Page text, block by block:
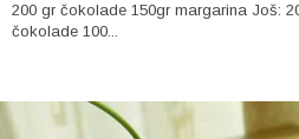
200 gr čokolade 150gr margarina Još:
čokolade 100...